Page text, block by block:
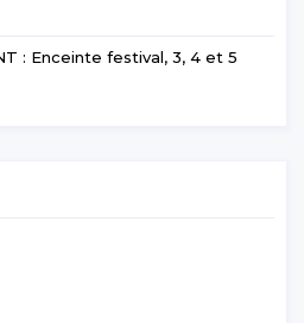
: Enceinte festival, 3, 4 et 5